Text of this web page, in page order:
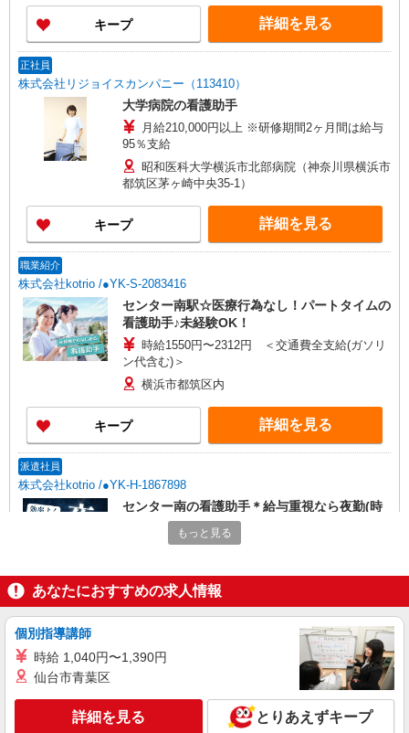
キープ 詳細を見る
正社員
株式会社リジョイスカンパニー（113410）
大学病院の看護助手
月給210,000円以上 ※研修期間2ヶ月間は給与
95％支給
昭和医科大学横浜市北部病院（神奈川県横浜市
都筑区茅ヶ崎中央35-1）
キープ 詳細を見る
職業紹介
株式会社kotrio /●YK-S-2083416
センター南駅☆医療行為なし！パートタイムの
看護助手♪未経験OK！
時給1550円〜2312円 ＜交通費全支給(ガソリ
ン代含む)＞
横浜市都筑区内
キープ 詳細を見る
派遣社員
株式会社kotrio /●YK-H-1867898
センター南の看護助手＊給与重視なら夜勤(時
給1.25倍)がおすすめ
時給1600円〜2250円 ＜日払い有/週払い有/交
横浜市都筑区 センター南駅スグ
詳細を見る
職業紹介
株式会社kotrio /●YK-S-2098111
看護師さんのサポート担当＊未経験OK！きれ
いな病院で介助など＊
もっと見る
あなたにおすすめの求人情報
個別指導講師
時給 1,040円〜1,390円
仙台市青葉区
詳細を見る とりあえずキープ